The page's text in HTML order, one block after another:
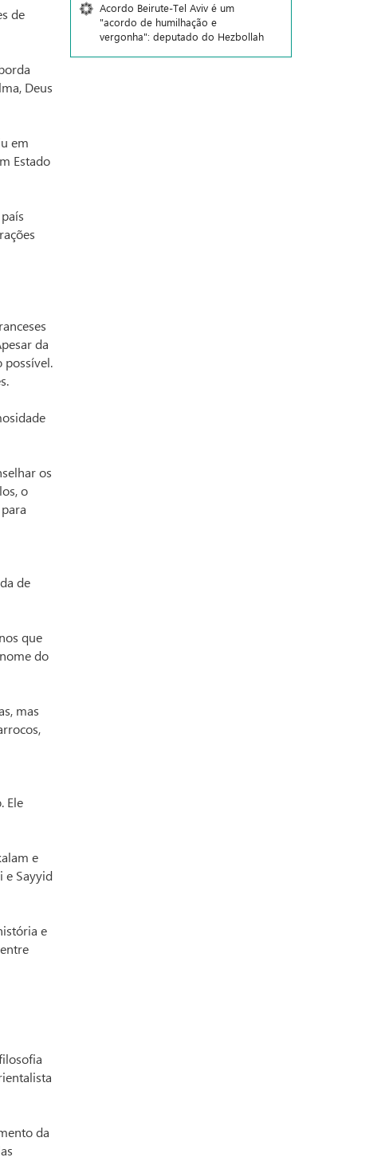
de
Deus
em
Estado
da
possível.
os
o
de
que
do
mas
Ele
e
e Sayyid
e
da
Acordo Beirute-Tel Aviv é um
"acordo de humilhação e
vergonha": deputado do Hezbollah